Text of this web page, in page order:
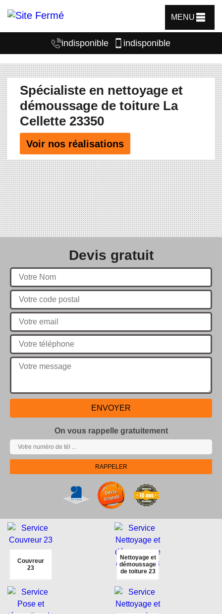
MENU
indisponible indisponible
Spécialiste en nettoyage et
démoussage de toiture La
Cellette 23350
Voir nos réalisations
Devis gratuit
On vous rappelle gratuitement
Couvreur
23
Nettoyage et
démoussage
de toiture 23